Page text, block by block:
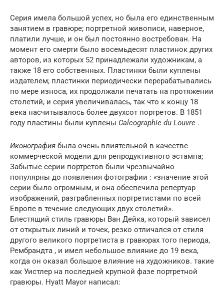
Серия имела большой успех, но была его единственным
занятием в гравюре; портретной живописи, наверное,
платили лучше, и он был постоянно востребован. На
момент его смерти было восемьдесят пластинок других
авторов, из которых 52 принадлежали художникам, а
также 18 его собственных. Пластинки были куплены
издателем; пластинки периодически перерабатывались
по мере износа, их продолжали печатать на протяжении
столетий, и серия увеличивалась, так что к концу 18
века насчитывалось более двухсот портретов. В 1851
году пластины были куплены Calcographie du Louvre .
Иконография была очень влиятельной в качестве
коммерческой модели для репродуктивного эстампа;
Забытые серии портретов были чрезвычайно
популярны до появления фотографии : «значение этой
серии было огромным, и она обеспечила репертуар
изображений, разграбленных портретистами по всей
Европе в течение следующих двух столетий».
Блестящий стиль гравюры Ван Дейка, который зависел
от открытых линий и точек, резко отличался от стиля
другого великого портретиста в гравюрах того периода,
Рембрандта , и имел небольшое влияние до 19 века,
когда он оказал большое влияние на художников. такие
как Уистлер на последней крупной фазе портретной
гравюры. Hyatt Mayor написал: